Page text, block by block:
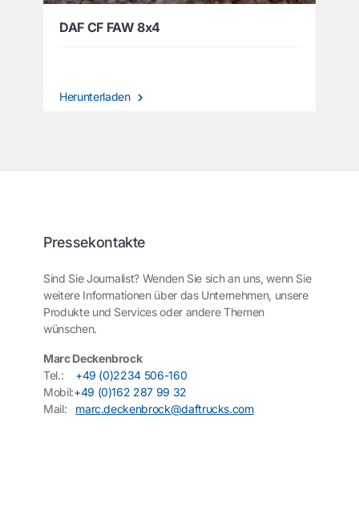
DAF CF FAW 8x4
Herunterladen
Pressekontakte
Sind Sie Journalist? Wenden Sie sich an uns, wenn Sie
weitere Informationen über das Unternehmen, unsere
Produkte und Services oder andere Themen
wünschen.
Marc Deckenbrock
Tel.: +49 (0)2234 506-160
Mobil:+49 (0)162 287 99 32
Mail: marc.deckenbrock@daftrucks.com